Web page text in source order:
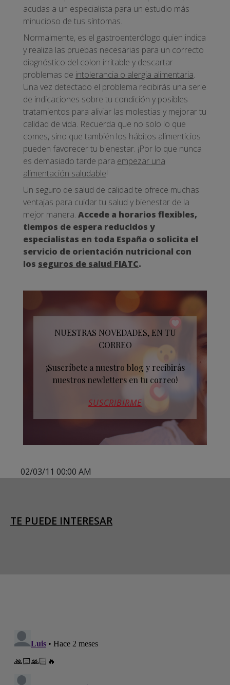
acudas a un especialista para un estudio más
minucioso de tus síntomas.
Normalmente, es el gastroenterólogo quien indica
y realiza las pruebas necesarias para un correcto
diagnóstico del colon irritable y descartar
problemas de intolerancia o alergia alimentaria.
Una vez detectado el problema recibirás una serie
de indicaciones sobre tu condición y posibles
tratamientos para aliviar las molestias y mejorar tu
calidad de vida. Recuerda que no solo lo que
comes, sino que también los hábitos alimenticios
pueden favorecer tu bienestar. ¡Por lo que nunca
es demasiado tarde para empezar una
alimentación saludable!
Un seguro de salud de calidad te ofrece muchas
ventajas para cuidar tu salud y bienestar de la
mejor manera. Accede a horarios flexibles,
tiempos de espera reducidos y
especialistas en toda España o solicita el
servicio de orientación nutricional con
los seguros de salud FIATC.
NUESTRAS NOVEDADES, EN TU
CORREO
¡Suscríbete a nuestro blog y recibirás
nuestros newletters en tu correo!
SUSCRIBIRME
02/03/11 00:00 AM
TE PUEDE INTERESAR